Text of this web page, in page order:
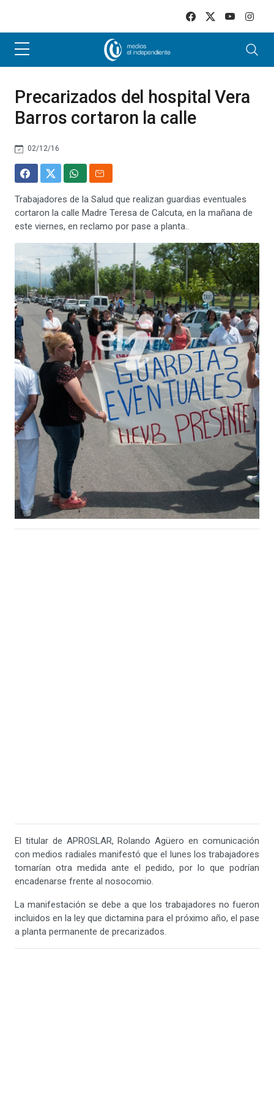
Precarizados del hospital Vera
Barros cortaron la calle
02/12/16
Trabajadores de la Salud que realizan guardias eventuales
cortaron la calle Madre Teresa de Calcuta, en la mañana de
este viernes, en reclamo por pase a planta..
El titular de APROSLAR, Rolando Agüero en comunicación
con medios radiales manifestó que el lunes los trabajadores
tomarían otra medida ante el pedido, por lo que podrían
encadenarse frente al nosocomio.
La manifestación se debe a que los trabajadores no fueron
incluidos en la ley que dictamina para el próximo año, el pase
a planta permanente de precarizados.